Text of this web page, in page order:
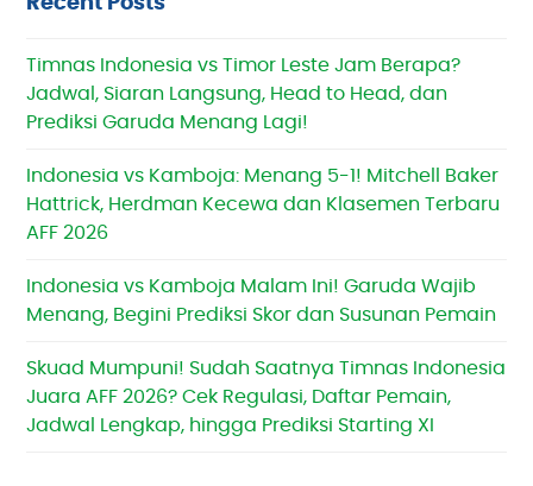
Timnas Indonesia vs Timor Leste Jam Berapa?
Jadwal, Siaran Langsung, Head to Head, dan
Prediksi Garuda Menang Lagi!
Indonesia vs Kamboja: Menang 5-1! Mitchell Baker
Hattrick, Herdman Kecewa dan Klasemen Terbaru
AFF 2026
Indonesia vs Kamboja Malam Ini! Garuda Wajib
Menang, Begini Prediksi Skor dan Susunan Pemain
Skuad Mumpuni! Sudah Saatnya Timnas Indonesia
Juara AFF 2026? Cek Regulasi, Daftar Pemain,
Jadwal Lengkap, hingga Prediksi Starting XI